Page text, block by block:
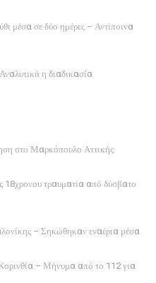
μέσα σε δύο ημέρες – Αντίποινα
η διαδικασία
στο Μαρκόπουλο Αττικής
18χρονου τραυματία από δύσβατο
– Σηκώθηκαν εναέρια μέσα
– Μήνυμα από το 112 για